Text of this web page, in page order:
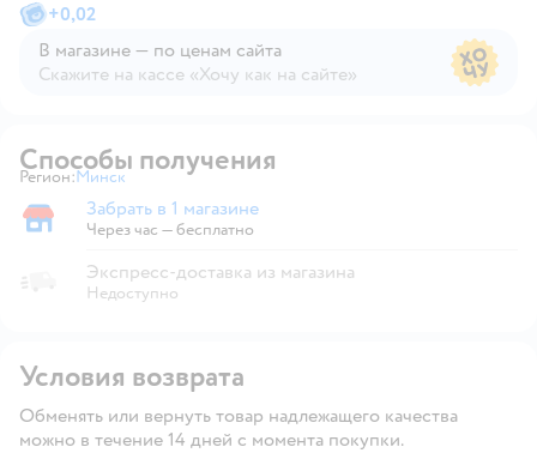
+0,02
В магазине — по ценам сайта
Скажите на кассе «Хочу как на сайте»
Способы получения
Регион: Выбор адреса доставки.
Минск
Забрать в магазине
Забрать в 1 магазине
Через час — бесплатно
Экспресс-доставка из магазина
Недоступно
Условия возврата
Обменять или вернуть товар надлежащего качества
можно в течение 14 дней с момента покупки.